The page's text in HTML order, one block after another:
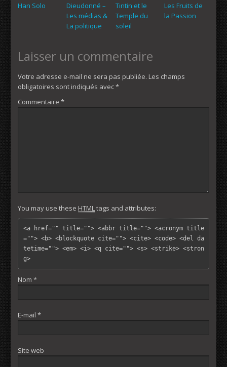
Han Solo
Dieudonné –
Les médias &
La politique
Tintin et le
Temple du
soleil
Les Fruits de
la Passion
Laisser un commentaire
Votre adresse e-mail ne sera pas publiée. Les champs
obligatoires sont indiqués avec*
Commentaire *
You may use these HTML tags and attributes:
<a href="" title=""> <abbr title=""> <acronym title
=""> <b> <blockquote cite=""> <cite> <code> <del da
tetime=""> <em> <i> <q cite=""> <s> <strike> <stron
g>
Nom *
E-mail *
Site web